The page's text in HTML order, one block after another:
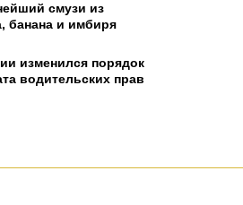
смузи из
банана и имбиря
изменился порядок
водительских прав